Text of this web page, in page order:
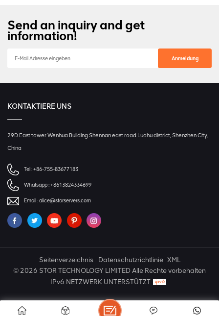
Send an inquiry and get
information!
KONTAKTIERE UNS
29D East tower Wenhua Building Shennan east road Luohu district, Shenzhen City,
China
Tel :+86-755-83677183
Whatsapp :+8613824334699
Email :alice@storservers.com
Seitenverzeichnis Datenschutzrichtlinie XML
© 2026 STOR TECHNOLOGY LIMITED Alle Rechte vorbehalten
IPv6 NETZWERK UNTERSTÜTZT